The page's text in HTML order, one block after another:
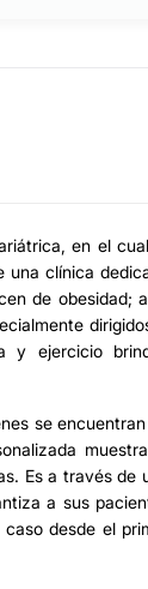
en el
una clínica
de obesidad;
y ejercicio
se
Es a través de
a sus
desde el